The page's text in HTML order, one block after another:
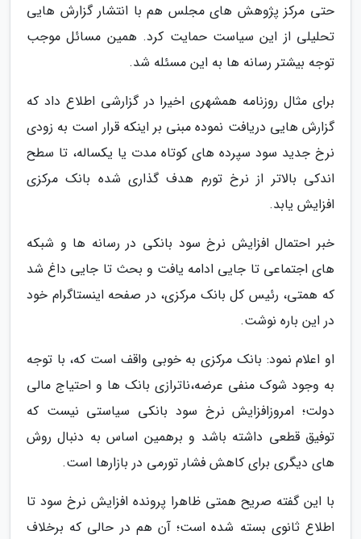
حتی مرکز پژوهش های مجلس هم با انتشار گزارش هایی
تحلیلی از این سیاست حمایت کرد. همین مسائل موجب
توجه بیشتر رسانه ها به این مسئله شد.
برای مثال روزنامه همشهری اخیرا در گزارشی اطلاع داد که
گزارش هایی دریافت نموده مبنی بر اینکه قرار است به زودی
نرخ جدید سود سپرده های کوتاه مدت یا یکساله، تا سطح
اندکی بالاتر از نرخ تورم هدف گذاری شده بانک مرکزی
افزایش یابد.
خبر احتمال افزایش نرخ سود بانکی در رسانه ها و شبکه
های اجتماعی تا جایی ادامه یافت و بحث تا جایی داغ شد
که همتی، رئیس کل بانک مرکزی، در صفحه اینستاگرام خود
در این باره نوشت.
او اعلام نمود: بانک مرکزى به خوبى واقف است که، با توجه
به وجود شوک منفى عرضه،ناترازى بانک ها و احتیاج مالى
دولت؛ امروزافزایش نرخ سود بانکی سیاستى نیست که
توفیق قطعى داشته باشد و برهمین اساس به دنبال روش
های دیگرى براى کاهش فشار تورمى در بازارها است.
با این گفته صریح همتی ظاهرا پرونده افزایش نرخ سود تا
اطلاع ثانوی بسته شده است؛ آن هم در حالی که برخلاف